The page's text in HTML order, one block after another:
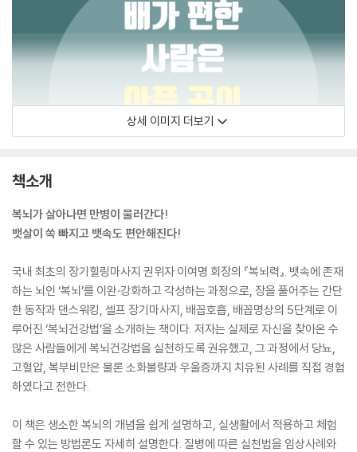
상세 이미지 더보기
책소개
복뇌가 살아나면 만병이 물러간다!
뱃살이 쏙 빠지고 뱃속도 편안해진다!
국내 최초의 장기힐링마사지 권위자 이여명 회장의 『복뇌력』. 뱃속에 존재
하는 뇌인 ‘복뇌’를 이완·강화하고 각성하는 과정으로, 장을 풀어주는 간단
한 동작과 댄스워킹, 셀프 장기마사지, 배꼽호흡, 배꼽명상의 5단계로 이
루어진 ‘복뇌건강법’을 소개하는 책이다. 저자는 실제로 자신을 찾아온 수
많은 사람들에게 복뇌건강법을 실천하도록 권유했고, 그 과정에서 당뇨,
고혈압, 복부비만은 물론 소화불량과 우울증까지 치유된 사례를 직접 경험
하였다고 전한다.
이 책은 생소한 복뇌의 개념을 쉽게 설명하고, 실생활에서 적용하고 체험
할 수 있는 방법론도 자세히 설명한다. 질병에 따른 실천법을 임상사례와